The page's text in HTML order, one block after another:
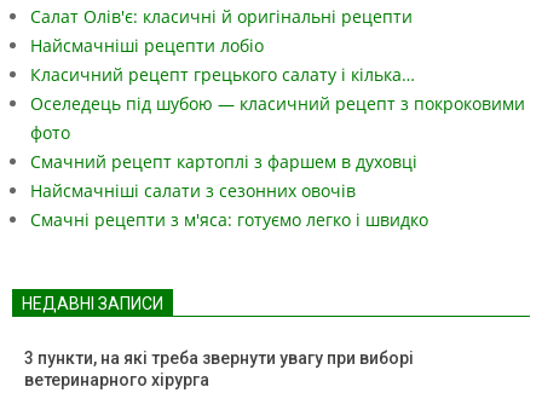
Салат Олів'є: класичні й оригінальні рецепти
Найсмачніші рецепти лобіо
Класичний рецепт грецького салату і кілька…
Оселедець під шубою — класичний рецепт з покроковими
фото
Смачний рецепт картоплі з фаршем в духовці
Найсмачніші салати з сезонних овочів
Смачні рецепти з м'яса: готуємо легко і швидко
НЕДАВНІ ЗАПИСИ
3 пункти, на які треба звернути увагу при виборі
ветеринарного хірурга